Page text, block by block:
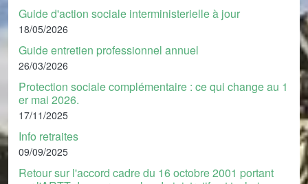
Guide d'action sociale interministerielle à jour
18/05/2026
Guide entretien professionnel annuel
26/03/2026
Protection sociale complémentaire : ce qui change au 1
er mai 2026.
17/11/2025
Info retraites
09/09/2025
Retour sur l'accord cadre du 16 octobre 2001 portant